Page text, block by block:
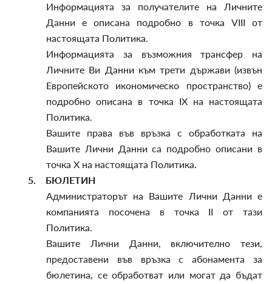
Информацията за получателите на Личните
Данни е описана подробно в точка VIII от
настоящата Политика.
Информацията за възможния трансфер на
Личните Ви Данни към трети държави (извън
Европейското икономическо пространство) е
подробно описана в точка IX на настоящата
Политика.
Вашите права във връзка с обработката на
Вашите Лични Данни са подробно описани в
точка X на настоящата Политика.
5. БЮЛЕТИН
Администраторът на Вашите Лични Данни е
компанията посочена в точка II от тази
Политика.
Вашите Лични Данни, включително тези,
предоставени във връзка с абонамента за
бюлетина, се обработват или могат да бъдат